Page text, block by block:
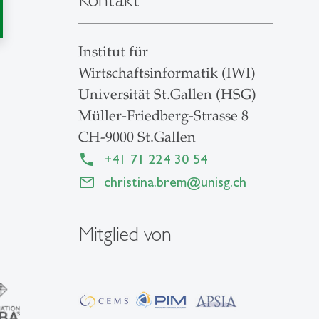
Institut für
Wirtschaftsinformatik (IWI)
Universität St.Gallen (HSG)
Müller-Friedberg-Strasse 8
CH-9000 St.Gallen
+41 71 224 30 54
christina.brem@unisg.ch
Mitglied von